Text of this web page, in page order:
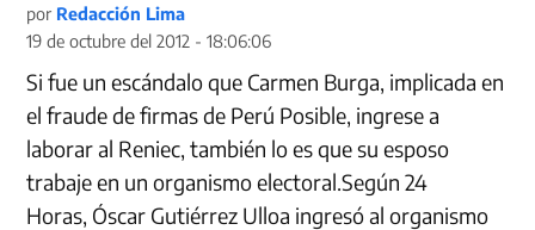
por Redacción Lima
19 de octubre del 2012 - 18:06:06
Si fue un escándalo que Carmen Burga, implicada en
el fraude de firmas de Perú Posible, ingrese a
laborar al Reniec, también lo es que su esposo
trabaje en un organismo electoral.Según 24
Horas, Óscar Gutiérrez Ulloa ingresó al organismo